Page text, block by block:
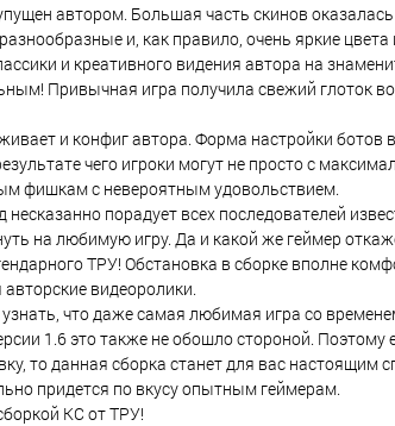
автором. Большая часть скинов оказалась
и, как правило, очень яркие
и креативного видения автора на
Привычная игра получила свежий глоток
и конфиг автора. Форма настройки ботов
чего игроки могут не просто с
фишкам с невероятным удовольствием.
порадует всех последователей
на любимую игру. Да и какой же геймер
ТРУ! Обстановка в сборке вполне
видеоролики.
узнать, что даже самая любимая игра со
1.6 это также не обошло стороной. Поэтому
то данная сборка станет для вас настоящим
придется по вкусу опытным геймерам.
КС от ТРУ!